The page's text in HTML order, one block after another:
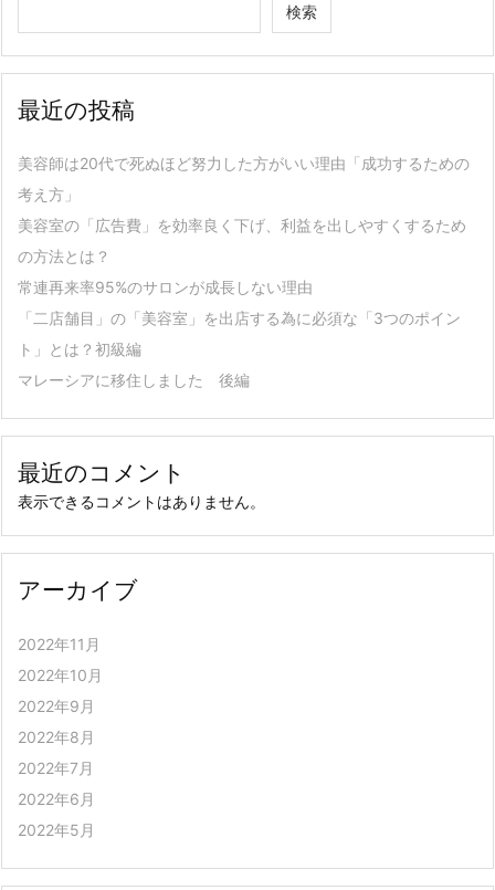
検索
最近の投稿
美容師は20代で死ぬほど努力した方がいい理由「成功するための
考え方」
美容室の「広告費」を効率良く下げ、利益を出しやすくするため
の方法とは？
常連再来率95%のサロンが成長しない理由
「二店舗目」の「美容室」を出店する為に必須な「3つのポイン
ト」とは？初級編
マレーシアに移住しました 後編
最近のコメント
表示できるコメントはありません。
アーカイブ
2022年11月
2022年10月
2022年9月
2022年8月
2022年7月
2022年6月
2022年5月